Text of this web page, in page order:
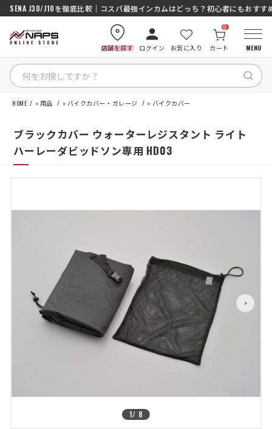
SENA J30/J10を徹底比較｜コスパ最強インカムはどっち？初心者にもおすす
店舗を探す ログイン お気に入り カート
0
MENU
カテゴリから探す
特集記事
店舗を探す
コーポレートサイト
採用情報
特定商取引法に基づく表記
古物営業法に基づく表示/保険勧誘
方針
商品レビュー利用規約
カスタマーハラスメントに対する方
HOME » 用品 » バイクカバー・ガレージ » バイクカバー
ブラックカバー ウォーターレジスタント ライト
ハーレーダビッドソン専用 HD03
1/ 8
>